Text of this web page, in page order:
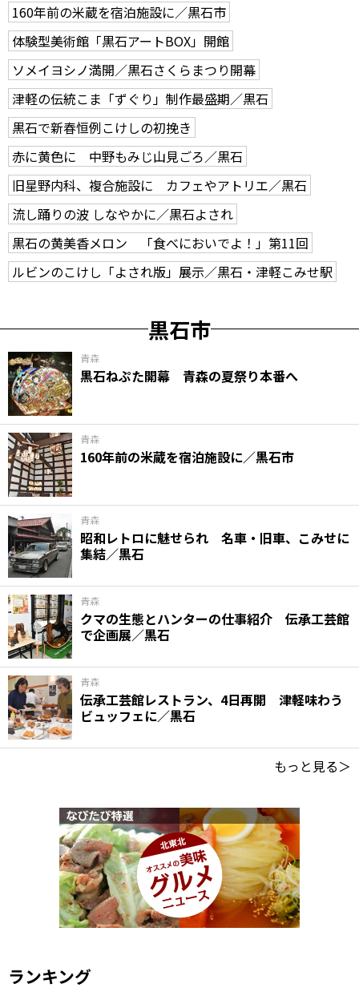
160年前の米蔵を宿泊施設に／黒石市
体験型美術館「黒石アートBOX」開館
ソメイヨシノ満開／黒石さくらまつり開幕
津軽の伝統こま「ずぐり」制作最盛期／黒石
黒石で新春恒例こけしの初挽き
赤に黄色に 中野もみじ山見ごろ／黒石
旧星野内科、複合施設に カフェやアトリエ／黒石
流し踊りの波 しなやかに／黒石よされ
黒石の黄美香メロン 「食べにおいでよ！」第11回
ルビンのこけし「よされ版」展示／黒石・津軽こみせ駅
黒石市
青森
黒石ねぷた開幕 青森の夏祭り本番へ
青森
160年前の米蔵を宿泊施設に／黒石市
青森
昭和レトロに魅せられ 名車・旧車、こみせに
集結／黒石
青森
クマの生態とハンターの仕事紹介 伝承工芸館
で企画展／黒石
青森
伝承工芸館レストラン、4日再開 津軽味わう
ビュッフェに／黒石
もっと見る＞
ランキング